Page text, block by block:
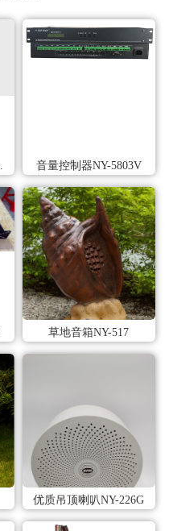
音量控制器NY-5803V
草地音箱NY-517
优质吊顶喇叭NY-226G